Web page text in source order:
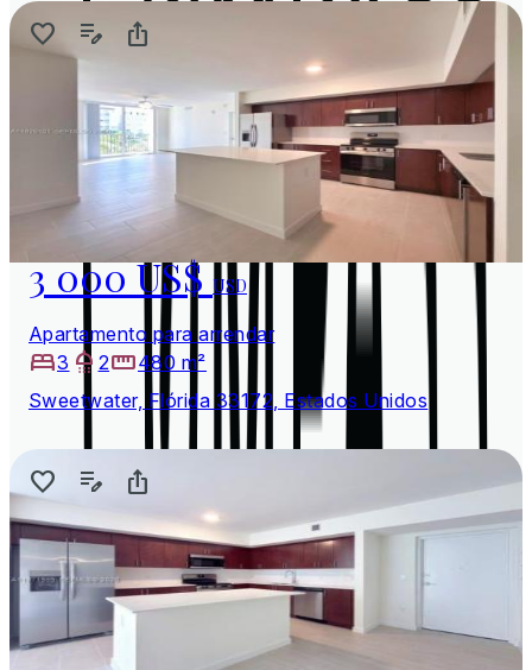
3 000 US$USD
Apartamento para arrendar
3
2
480 m²
Sweetwater, Flórida 33172, Estados Unidos